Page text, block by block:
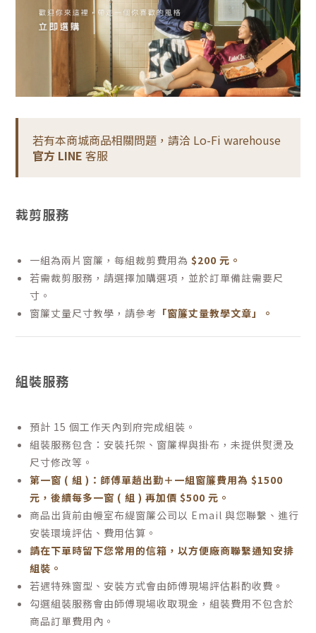
若有本商城商品相關問題，請洽 Lo-Fi warehouse
官方 LINE 客服
裁剪服務
一組為兩片窗簾，每組裁剪費用為 $200 元。
若需裁剪服務，請選擇加購選項，並於訂單備註需要尺
寸。
窗簾丈量尺寸教學，請參考 「窗簾丈量教學文章」。
組裝服務
預計 15 個工作天內到府完成組裝。
組裝服務包含：安裝托架、窗簾桿與掛布，未提供熨燙及
尺寸修改等。
第一窗 ( 組 )：師傅單趟出勤＋一組窗簾費用為 $1500
元，後續每多一窗 ( 組 ) 再加價 $500 元。
商品出貨前由幔室布緹窗簾公司以 Email 與您聯繫、進行
安裝環境評估、費用估算。
請在下單時留下您常用的信箱，以方便廠商聯繫通知安排
組裝。
若遇特殊窗型、安裝方式會由師傅現場評估斟酌收費。
勾選組裝服務會由師傅現場收取現金，組裝費用不包含於
商品訂單費用內。